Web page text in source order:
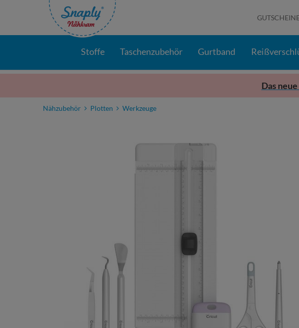
Stoffe Taschenzubehör Gurtband
Das
Nähzubehör Plotten Werkzeuge